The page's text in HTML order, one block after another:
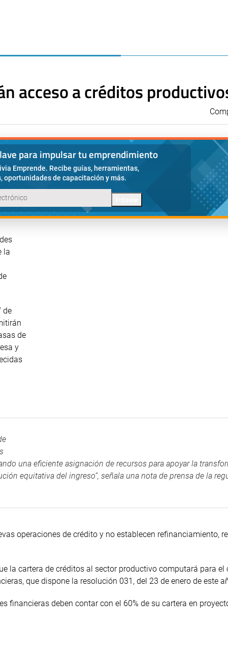
acceso a créditos
para impulsar tu emprendimiento
Emprende. Recibe guías, herramientas,
oportunidades de capacitación y más.
la
de
de
y
una eficiente asignación de recursos para apoyar la
equitativa del ingreso”, señala una nota de prensa de la
operaciones de crédito y no establecen refinanciamiento,
la cartera de créditos al sector productivo computará para
que dispone la resolución 031, del 23 de enero de este
financieras deben contar con el 60% de su cartera en